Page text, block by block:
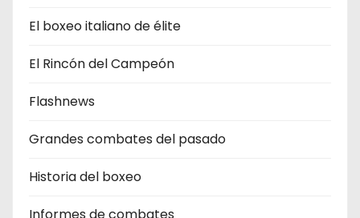
El boxeo italiano de élite
El Rincón del Campeón
Flashnews
Grandes combates del pasado
Historia del boxeo
Informes de combates